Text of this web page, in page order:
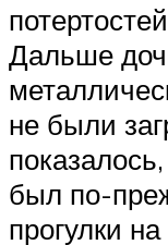
Дальше
не были
был по-
прогулки